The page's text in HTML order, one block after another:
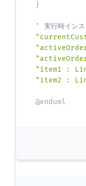
}
' 実行時インス
"item1 :
"item2 :
@enduml